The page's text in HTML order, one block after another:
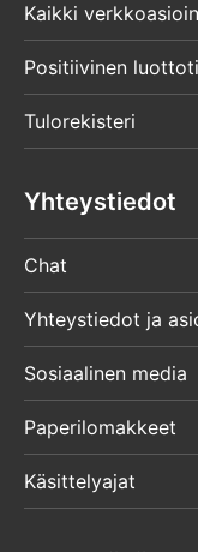
Kaikki
Positiivinen
Tulorekisteri
Yhteystiedot
Chat
Yhteystiedot ja
Sosiaalinen media
Paperilomakkeet
Käsittelyajat